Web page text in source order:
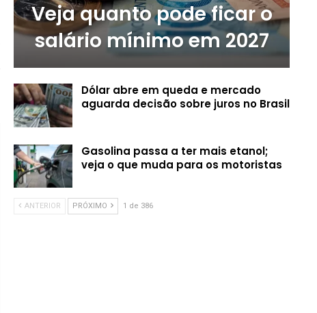
Veja quanto pode ficar o
salário mínimo em 2027
Dólar abre em queda e mercado
aguarda decisão sobre juros no Brasil
Gasolina passa a ter mais etanol;
veja o que muda para os motoristas
ANTERIOR PRÓXIMO 1 de 386